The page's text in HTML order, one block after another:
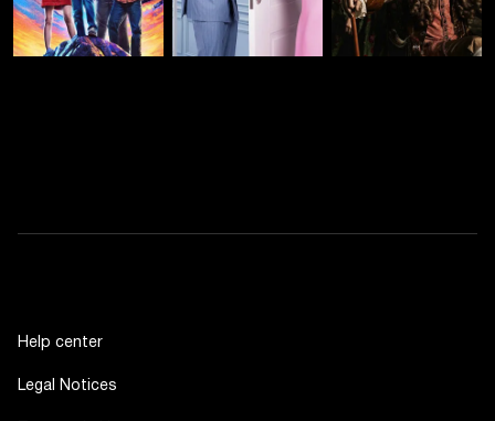
Help center
Legal Notices